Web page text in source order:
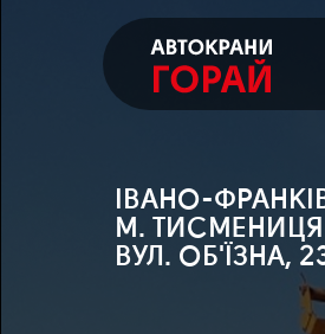
ІВАНО-
М. ТИСМЕНИЦЯ
ВУЛ. ОБ'ЇЗНА,